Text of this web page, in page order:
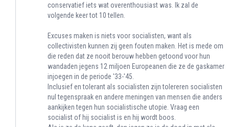
conservatief iets wat overenthousiast was. Ik zal de
volgende keer tot 10 tellen.
Excuses maken is niets voor socialisten, want als
collectivisten kunnen zij geen fouten maken. Het is mede om
die reden dat ze nooit berouw hebben getoond voor hun
wandaden jegens 12 miljoen Europeanen die ze de gaskamer
injoegen in de periode '33-'45.
Inclusief en tolerant als socialisten zijn tolereren socialisten
nul tegenspraak en andere meningen van mensen die anders
aankijken tegen hun socialistische utopie. Vraag een
socialist of hij socialist is en hij wordt boos.